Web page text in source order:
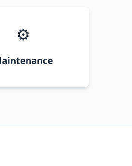
⚙️